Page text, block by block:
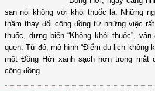
sạn nói không với khói thuốc lá. Những
thầm thay đổi cộng đồng từ những việc
thuốc, dựng biển “Không khói thuốc”,
quen. Từ đó, mô hình “Điểm du lịch không
một Đồng Hới xanh sạch hơn trong mắt
cộng đồng.